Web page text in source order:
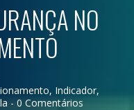
NO
, Indicador,
- 0 Comentários